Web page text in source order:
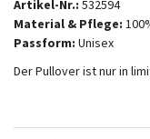
Artikel-Nr.: 532594
Material & Pflege:
Passform: Unisex
Der Pullover ist nur in